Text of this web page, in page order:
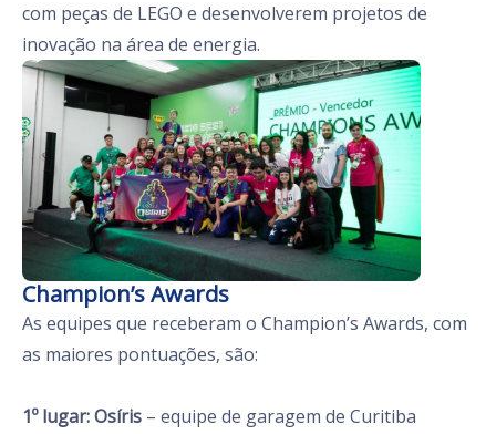
com peças de LEGO e desenvolverem projetos de
inovação na área de energia.
Champion’s Awards
As equipes que receberam o Champion’s Awards, com
as maiores pontuações, são:
1º lugar: Osíris – equipe de garagem de Curitiba